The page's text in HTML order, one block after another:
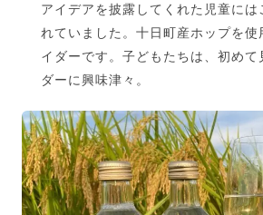
アイデアを披露してくれた児童には
れていました。十日町産ホップを使
イダーです。子どもたちは、初めて
ダーに興味津々。